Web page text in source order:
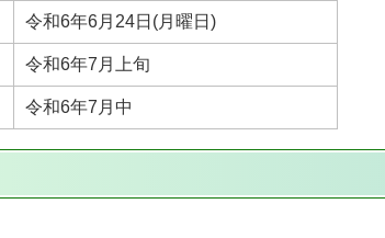
令和6年6月24日(月曜日)
令和6年7月上旬
令和6年7月中